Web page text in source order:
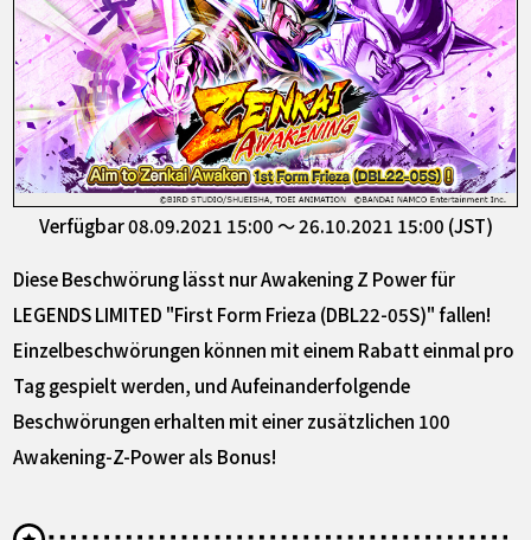
Verfügbar 08.09.2021 15:00 ～ 26.10.2021 15:00 (JST)
Diese Beschwörung lässt nur Awakening Z Power für
LEGENDS LIMITED "First Form Frieza (DBL22-05S)" fallen!
Einzelbeschwörungen können mit einem Rabatt einmal pro
Tag gespielt werden, und Aufeinanderfolgende
Beschwörungen erhalten mit einer zusätzlichen 100
Awakening-Z-Power als Bonus!